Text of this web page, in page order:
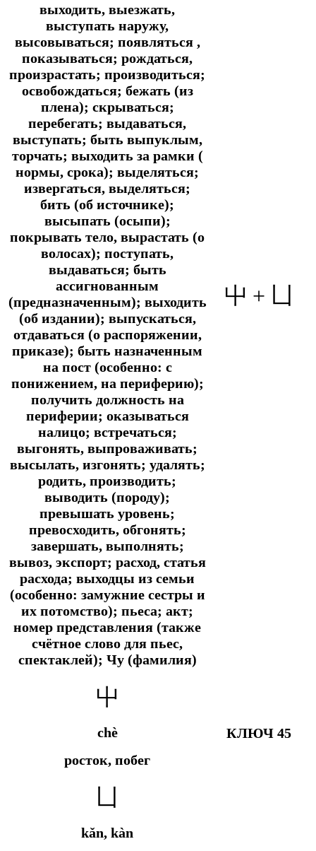
выходить, выезжать,
выступать наружу,
высовываться; появляться ,
показываться; рождаться,
произрастать; производиться;
освобождаться; бежать (из
плена); скрываться;
перебегать; выдаваться,
выступать; быть выпуклым,
торчать; выходить за рамки (
нормы, срока); выделяться;
извергаться, выделяться;
бить (об источнике);
высыпать (осыпи);
покрывать тело, вырастать (о
волосах); поступать,
выдаваться; быть
ассигнованным
(предназначенным); выходить
(об издании); выпускаться,
отдаваться (о распоряжении,
приказе); быть назначенным
на пост (особенно: с
понижением, на периферию);
получить должность на
периферии; оказываться
налицо; встречаться;
выгонять, выпроваживать;
высылать, изгонять; удалять;
родить, производить;
выводить (породу);
превышать уровень;
превосходить, обгонять;
завершать, выполнять;
вывоз, экспорт; расход, статья
расхода; выходцы из семьи
(особенно: замужние сестры и
их потомство); пьеса; акт;
номер представления (также
счётное слово для пьес,
спектаклей); Чу (фамилия)
屮 + 凵
屮
chè
росток, побег
КЛЮЧ 45
kǎn, kàn